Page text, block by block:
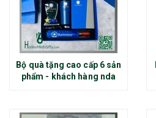
Bộ quà tặng cao cấp 6 sản
phẩm - khách hàng nda